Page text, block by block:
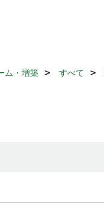
ム・増築 すべて